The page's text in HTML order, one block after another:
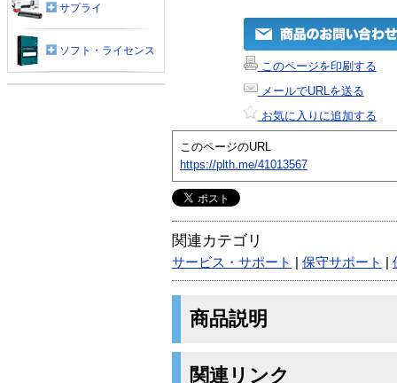
このページを印刷する
メールでURLを送る
お気に入りに追加する
このページのURL
https://plth.me/41013567
関連カテゴリ
サービス・サポート 保守サポート
商品説明
関連リンク
サプライ
ソフト・ライセンス